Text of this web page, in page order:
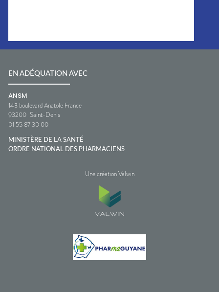
EN ADÉQUATION AVEC
ANSM
143 boulevard Anatole France
93200 Saint-Denis
01 55 87 30 00
MINISTÈRE DE LA SANTÉ
ORDRE NATIONAL DES PHARMACIENS
Une création Valwin